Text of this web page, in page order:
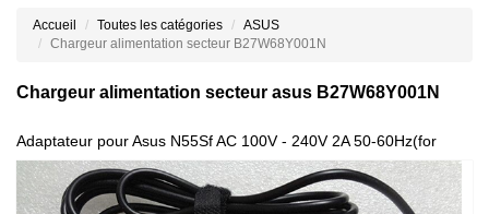
Accueil Toutes les catégories
ASUS
Chargeur alimentation secteur B27W68Y001N
Chargeur alimentation secteur asus B27W68Y001N
Adaptateur pour Asus N55Sf AC 100V - 240V 2A 50-60Hz(for
worldwide use) B27W68Y001N